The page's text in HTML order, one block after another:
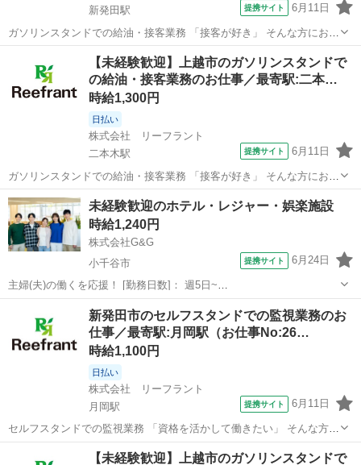
新発田駅
提携サイト 6月11日
ガソリンスタンドでの給油・接客業務 「接客が好き」 そんな方におす
すめの、フルサービス型のガソリンスタンド業務です！ 基本は店内で
の給油及び接客業務になります ●仕事内容 CMでもおなじみの県内有
名ガソリンスタンドでのお...
新発田市 新発田駅 ホテル
【未経験歓迎】上越市のガソリンスタンドで
の給油・接客業務のお仕事／最寄駅:二本…
時給1,300円
日払い
株式会社 リーフラント
二本木駅
提携サイト 6月11日
ガソリンスタンドでの給油・接客業務 「接客が好き」 そんな方におす
すめの、フルサービス型のガソリンスタンド業務です！ 基本は店内で
の給油及び接客業務になります ●仕事内容 CMでもおなじみの県内有
名ガソリンスタンドでのお...
新潟 上越市 二本木駅
未経験歓迎のホテル・レジャー・娯楽施設
時給1,240円
株式会社G&G
小千谷市
提携サイト 6月24日
主婦(夫)の働くを応援！ [勤務日数]： 週5日~
09:00~13:00/09:30~13:30/10:00~14:00/10:30~14:30 [勤務地・最寄
駅]： 新潟県小千谷市坪野 株式会社G&G 長岡営業所 ...
小千谷市 ホテル
新発田市のセルフスタンドでの監視業務のお
仕事／最寄駅:月岡駅（お仕事No:26…
時給1,100円
日払い
株式会社 リーフラント
月岡駅
提携サイト 6月11日
セルフスタンドでの監視業務 「資格を活かして働きたい」 そんな方に
おすすめの、セルフ型のガソリンスタンド業務です！ 基本は店内での
管理業務になります ●仕事内容 CMでもおなじみの県内有名ガソリン
新発田市 月岡駅 ホテル
【未経験歓迎】上越市のガソリンスタンドで